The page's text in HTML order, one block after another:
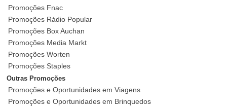
Promoções Fnac
Promoções Rádio Popular
Promoções Box Auchan
Promoções Media Markt
Promoções Worten
Promoções Staples
Outras Promoções
Promoções e Oportunidades em Viagens
Promoções e Oportunidades em Brinquedos